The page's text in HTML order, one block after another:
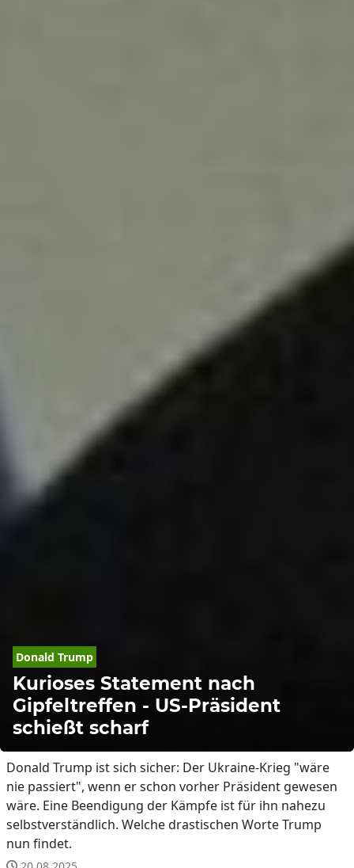
Donald Trump
Kurioses Statement nach
Gipfeltreffen - US-Präsident
schießt scharf
Donald Trump ist sich sicher: Der Ukraine-Krieg "wäre
nie passiert", wenn er schon vorher Präsident gewesen
wäre. Eine Beendigung der Kämpfe ist für ihn nahezu
selbstverständlich. Welche drastischen Worte Trump
nun findet.